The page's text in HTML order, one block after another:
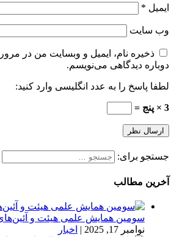
ایمیل *
وب‌ سایت
ذخیره نام، ایمیل و وبسایت من در
دوباره دیدگاهی می‌نویسم.
لطفا پاسخ را به عدد انگلیسی وارد کنید:
3 × پنج =
جستجو برای:
آخرین مطالب
سومین همایش علمی هیئت و
نوامبر 17, 2025
| اخبار